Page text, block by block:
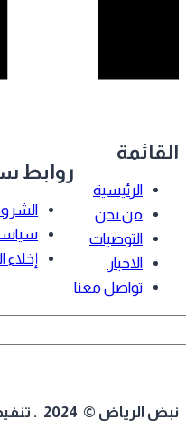
الرئيسية
من نحن
التوصيات
الاخبار
تواصل معنا
روابط
الشروط
سياسة
إخلاء
الرياض © 2024 . تنفيذ